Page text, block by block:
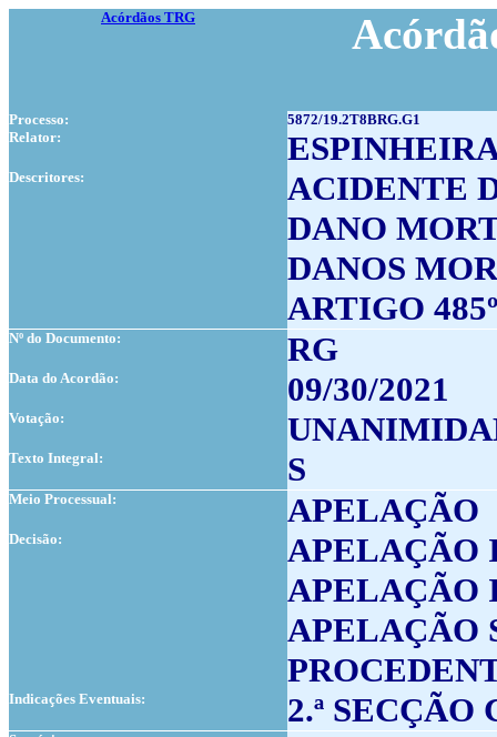
Acórdãos TRG
Processo:
5872/19.2T8BRG.G1
Relator:
Descritores:
ACIDENTE
DANO
DANOS
ARTIGO
Nº do Documento: RG
Data do Acordão: 09/30/2021
Votação:
Texto Integral: S
Meio Processual: APELAÇÃO
Decisão:
APELAÇÃO
APELAÇÃO
APELAÇÃO
Indicações Eventuais: 2.ª SECÇÃO